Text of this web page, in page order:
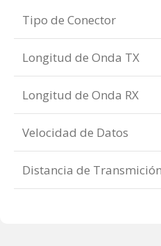
Tipo de Conector
Longitud de Onda TX
Longitud de Onda RX
Velocidad de Datos
Distancia de Transmición